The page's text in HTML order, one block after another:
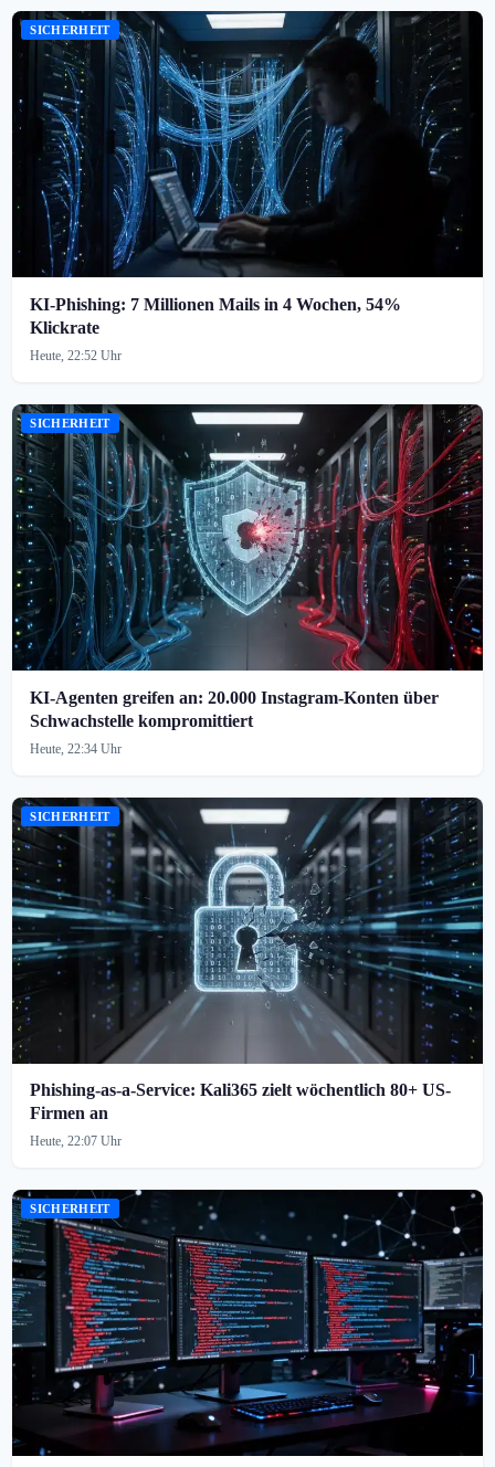
SICHERHEIT
KI-Phishing: 7 Millionen Mails in 4 Wochen, 54%
Klickrate
Heute, 22:52 Uhr
SICHERHEIT
KI-Agenten greifen an: 20.000 Instagram-Konten über
Schwachstelle kompromittiert
Heute, 22:34 Uhr
SICHERHEIT
Phishing-as-a-Service: Kali365 zielt wöchentlich 80+ US-
Firmen an
Heute, 22:07 Uhr
SICHERHEIT